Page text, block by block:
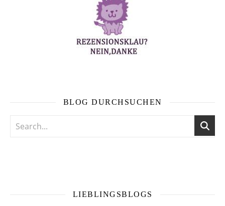
BLOG DURCHSUCHEN
LIEBLINGSBLOGS